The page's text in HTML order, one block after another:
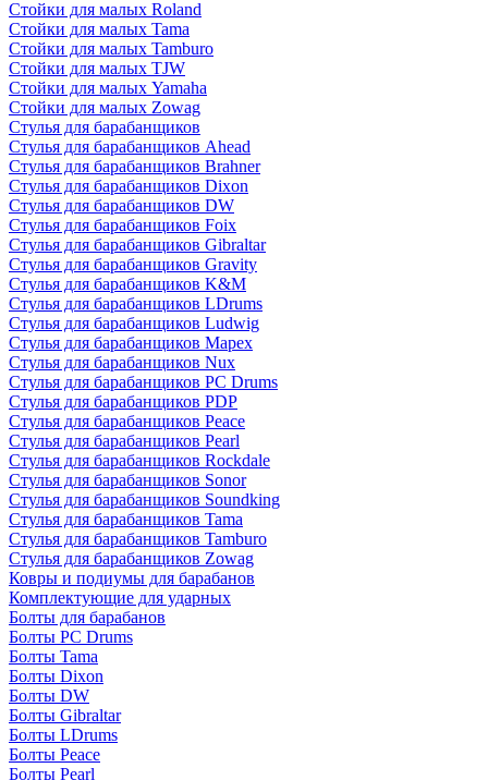
Стойки для малых Roland
Стойки для малых Tama
Стойки для малых Tamburo
Стойки для малых TJW
Стойки для малых Yamaha
Стойки для малых Zowag
Стулья для барабанщиков
Стулья для барабанщиков Ahead
Стулья для барабанщиков Brahner
Стулья для барабанщиков Dixon
Стулья для барабанщиков DW
Стулья для барабанщиков Foix
Стулья для барабанщиков Gibraltar
Стулья для барабанщиков Gravity
Стулья для барабанщиков K&M
Стулья для барабанщиков LDrums
Стулья для барабанщиков Ludwig
Стулья для барабанщиков Mapex
Стулья для барабанщиков Nux
Стулья для барабанщиков PC Drums
Стулья для барабанщиков PDP
Стулья для барабанщиков Peace
Стулья для барабанщиков Pearl
Стулья для барабанщиков Rockdale
Стулья для барабанщиков Sonor
Стулья для барабанщиков Soundking
Стулья для барабанщиков Tama
Стулья для барабанщиков Tamburo
Стулья для барабанщиков Zowag
Ковры и подиумы для барабанов
Комплектующие для ударных
Болты для барабанов
Болты PC Drums
Болты Tama
Болты Dixon
Болты DW
Болты Gibraltar
Болты LDrums
Болты Peace
Болты Pearl